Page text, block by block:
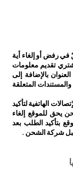
في رفض أو إلغاء أية
تقديم معلومات
بالإضافة إلى
المتعلقة
الهاتفية لتأكيد
يحق للموقع إلغاء
بتأكيد الطلب بعد
قبل شركة الشحن .